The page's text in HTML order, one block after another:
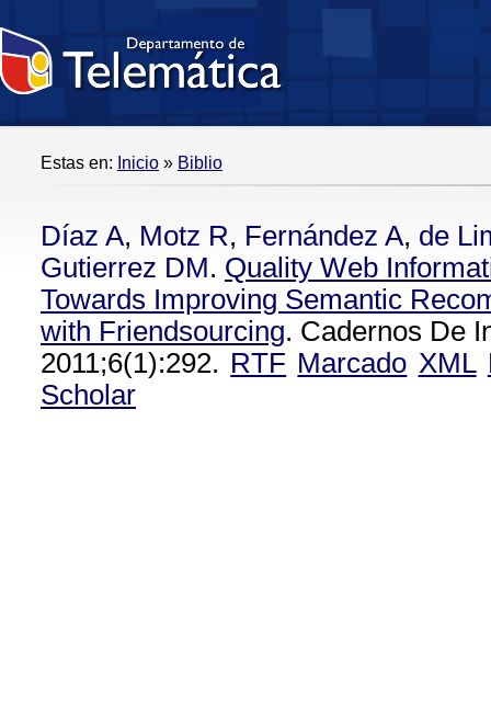
Estas en: Inicio » Biblio
Díaz A, Motz R, Fernández A, de
Gutierrez DM. Quality Web
Towards Improving Semantic
with Friendsourcing. Cadernos De
2011;6(1):292. RTF Marcado XML
Scholar